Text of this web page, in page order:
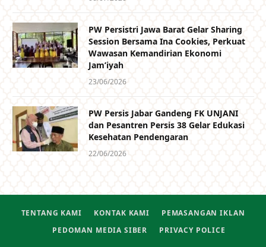
PW Persistri Jawa Barat Gelar Sharing
Session Bersama Ina Cookies, Perkuat
Wawasan Kemandirian Ekonomi
Jam’iyah
23/06/2026
PW Persis Jabar Gandeng FK UNJANI
dan Pesantren Persis 38 Gelar Edukasi
Kesehatan Pendengaran
22/06/2026
TENTANG KAMI KONTAK KAMI
PEMASANGAN IKLAN
PEDOMAN MEDIA SIBER
PRIVACY POLICE